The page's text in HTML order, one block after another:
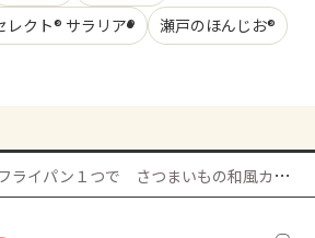
レクト® サラリア®
瀬戸のほんじお®
フライパン１つで さつまいもの和風カレーそぼろの献立